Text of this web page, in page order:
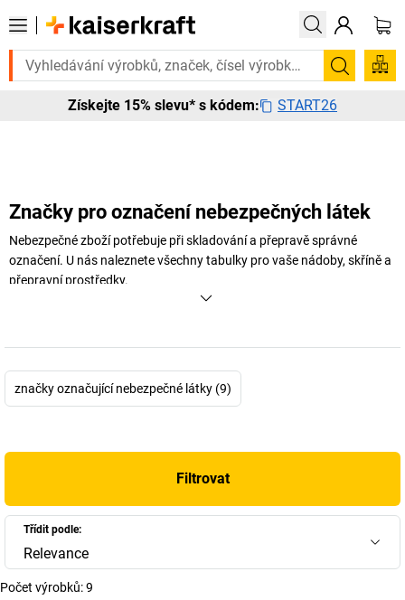
to urgentně? Vybrané bestsellery doručíme do 72 hodin.
Hledání
Získejte 15% slevu* s kódem: START26
Značky pro označení nebezpečných látek
Nebezpečné zboží potřebuje při skladování a přepravě správné
označení. U nás naleznete všechny tabulky pro vaše nádoby, skříně a
přepravní prostředky.
značky označující nebezpečné látky (9)
Filtrovat
Třídit podle:
Relevance
Počet výrobků:9